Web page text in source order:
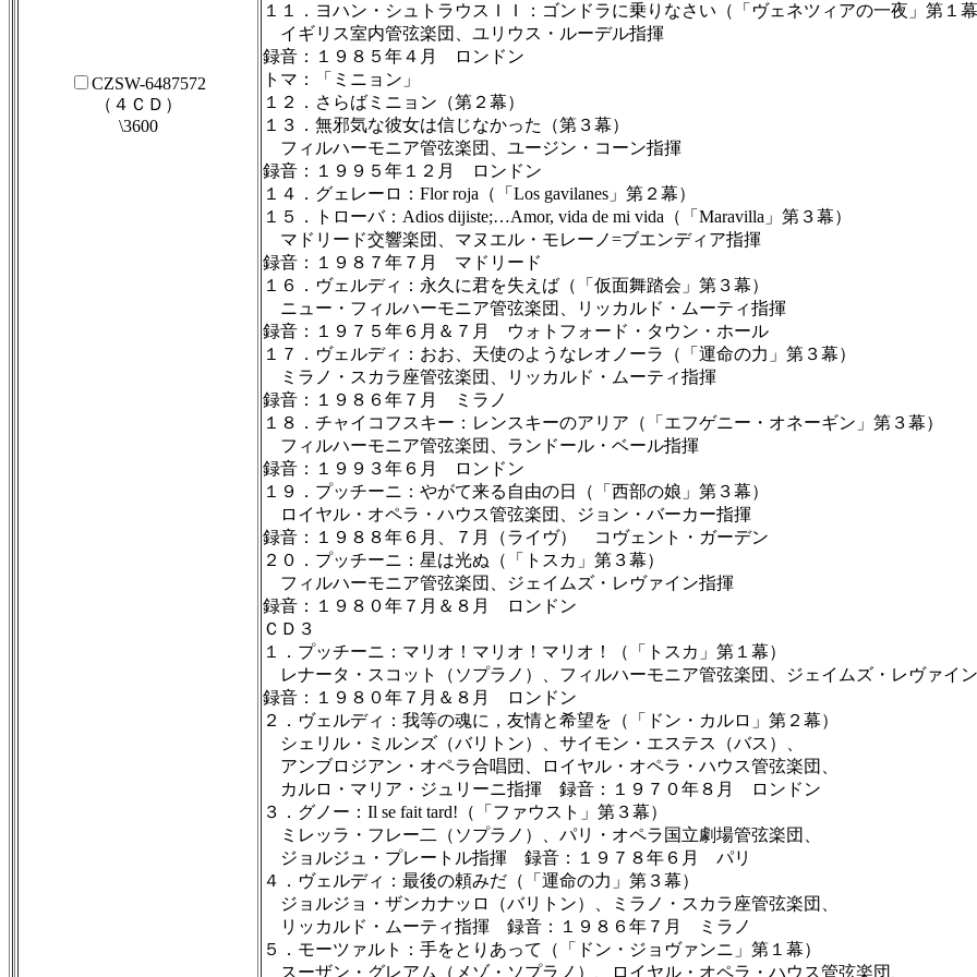
CZSW-6487572
（４ＣＤ）
\3600
１１．ヨハン・シュトラウスＩＩ：ゴンドラに乗りなさい（「ヴェネツィアの一夜」第１
イギリス室内管弦楽団、ユリウス・ルーデル指揮
録音：１９８５年４月 ロンドン
トマ：「ミニョン」
１２．さらばミニョン（第２幕）
１３．無邪気な彼女は信じなかった（第３幕）
フィルハーモニア管弦楽団、ユージン・コーン指揮
録音：１９９５年１２月 ロンドン
１４．グェレーロ：Flor roja（「Los gavilanes」第２幕）
１５．トローバ：Adios dijiste;…Amor, vida de mi vida（「Maravilla」第３幕）
マドリード交響楽団、マヌエル・モレーノ=ブエンディア指揮
録音：１９８７年７月 マドリード
１６．ヴェルディ：永久に君を失えば（「仮面舞踏会」第３幕）
ニュー・フィルハーモニア管弦楽団、リッカルド・ムーティ指揮
録音：１９７５年６月＆７月 ウォトフォード・タウン・ホール
１７．ヴェルディ：おお、天使のようなレオノーラ（「運命の力」第３幕）
ミラノ・スカラ座管弦楽団、リッカルド・ムーティ指揮
録音：１９８６年７月 ミラノ
１８．チャイコフスキー：レンスキーのアリア（「エフゲニー・オネーギン」第３幕）
フィルハーモニア管弦楽団、ランドール・ベール指揮
録音：１９９３年６月 ロンドン
１９．プッチーニ：やがて来る自由の日（「西部の娘」第３幕）
ロイヤル・オペラ・ハウス管弦楽団、ジョン・バーカー指揮
録音：１９８８年６月、７月（ライヴ） コヴェント・ガーデン
２０．プッチーニ：星は光ぬ（「トスカ」第３幕）
フィルハーモニア管弦楽団、ジェイムズ・レヴァイン指揮
録音：１９８０年７月＆８月 ロンドン
ＣＤ３
１．プッチーニ：マリオ！マリオ！マリオ！（「トスカ」第１幕）
レナータ・スコット（ソプラノ）、フィルハーモニア管弦楽団、ジェイムズ・レヴァイ
録音：１９８０年７月＆８月 ロンドン
２．ヴェルディ：我等の魂に，友情と希望を（「ドン・カルロ」第２幕）
シェリル・ミルンズ（バリトン）、サイモン・エステス（バス）、
アンブロジアン・オペラ合唱団、ロイヤル・オペラ・ハウス管弦楽団、
カルロ・マリア・ジュリーニ指揮 録音：１９７０年８月 ロンドン
３．グノー：Il se fait tard!（「ファウスト」第３幕）
ミレッラ・フレー二（ソプラノ）、パリ・オペラ国立劇場管弦楽団、
ジョルジュ・プレートル指揮 録音：１９７８年６月 パリ
４．ヴェルディ：最後の頼みだ（「運命の力」第３幕）
ジョルジョ・ザンカナッロ（バリトン）、ミラノ・スカラ座管弦楽団、
リッカルド・ムーティ指揮 録音：１９８６年７月 ミラノ
５．モーツァルト：手をとりあって（「ドン・ジョヴァンニ」第１幕）
スーザン・グレアム（メゾ・ソプラノ）、ロイヤル・オペラ・ハウス管弦楽団、